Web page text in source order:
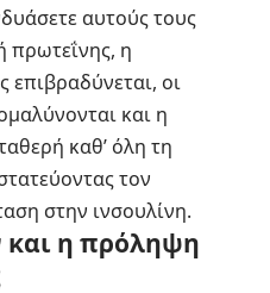
αυτούς τους
πρωτεΐνης, η
οι
και η
καθ’ όλη τη
τον
στην ινσουλίνη.
και η πρόληψη